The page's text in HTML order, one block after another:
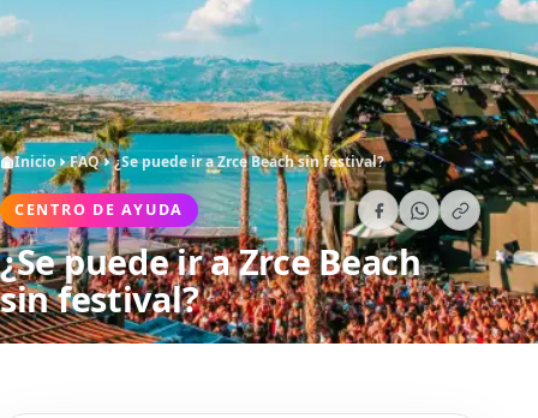
Seleccionar fechas…
HUÉSPEDES
2 OK
Inicio FAQ ¿Se puede ir a Zrce Beach sin festival?
CENTRO DE AYUDA
¿Se puede ir a Zrce Beach
sin festival?